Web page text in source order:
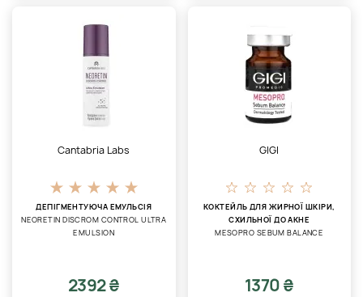
Cantabria Labs
ДЕПІГМЕНТУЮЧА ЕМУЛЬСІЯ
NEORETIN DISCROM CONTROL ULTRA
EMULSION
2392 ₴
GIGI
КОКТЕЙЛЬ ДЛЯ ЖИРНОЇ ШКІРИ,
СХИЛЬНОЇ ДО АКНЕ
MESOPRO SEBUM BALANCE
1370 ₴